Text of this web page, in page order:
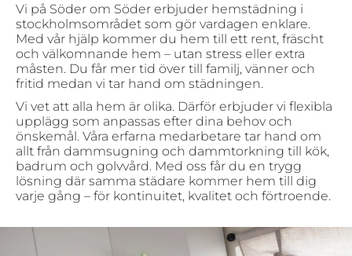
Vi på Söder om Söder erbjuder hemstädning i
stockholmsområdet som gör vardagen enklare.
Med vår hjälp kommer du hem till ett rent, fräscht
och välkomnande hem – utan stress eller extra
måsten. Du får mer tid över till familj, vänner och
fritid medan vi tar hand om städningen.
Vi vet att alla hem är olika. Därför erbjuder vi flexibla
upplägg som anpassas efter dina behov och
önskemål. Våra erfarna medarbetare tar hand om
allt från dammsugning och dammtorkning till kök,
badrum och golvvård. Med oss får du en trygg
lösning där samma städare kommer hem till dig
varje gång – för kontinuitet, kvalitet och förtroende.